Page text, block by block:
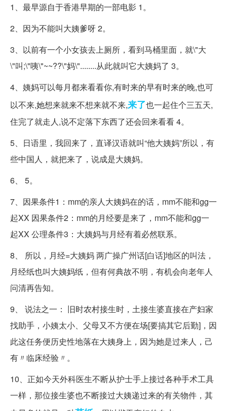
1、最早源自于香港早期的一部电影 1。
2、因为不能叫大姨爹呀 2。
3、以前有一个小女孩去上厕所，看到马桶里面，就\"大
\"叫;\"咦\"~~??\"妈\"........从此就叫它大姨妈了 3。
4、姨妈可以每月都来看看你,有时来的早有时来的晚,也可
以不来,她想来就来不想来就不来,来了也一起住个三五天,
住完了就走人,说不定落下东西了还会回来看看 4。
5、日语里，我回来了，直译汉语就叫“他大姨妈”所以，有
些中国人，就把来了，说成是大姨妈。
6、 5。
7、因果条件1：mm的亲人大姨妈在的话，mm不能和gg一
起XX 因果条件2：mm的月经要是来了，mm不能和gg一
起XX 公理条件3：大姨妈与月经有着必然联系。
8、 所以，月经=大姨妈 两广操广州话[白话]地区的叫法，
月经纸也叫大姨妈纸，但有何典故不明，有机会向老年人
问清再告知。
9、 说法之一： 旧时农村接生时，土接生婆直接在产妇家
找助手，小姨太小、父母又不方便在场[要搞其它后勤]，因
此这任务便历史性地落在大姨身上，因为她是过来人，己
有〃临床经验〃。
10、正如今天外科医生不断从护士手上接过各种手术工具
一样，那位接生婆也不断接过大姨递过来的有关物件，其